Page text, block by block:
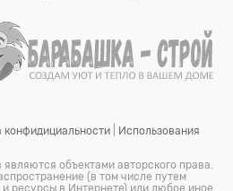
конфидициальности
Использования
объектами авторского права.
(в том числе путем
ресурсы в Интернете) или любое иное